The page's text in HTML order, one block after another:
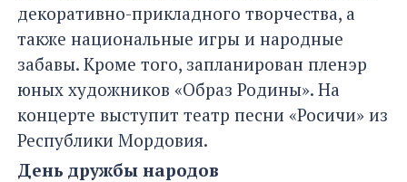
декоративно-прикладного творчества, а
также национальные игры и народные
забавы. Кроме того, запланирован пленэр
юных художников «Образ Родины». На
концерте выступит театр песни «Росичи» из
Республики Мордовия.
День дружбы народов